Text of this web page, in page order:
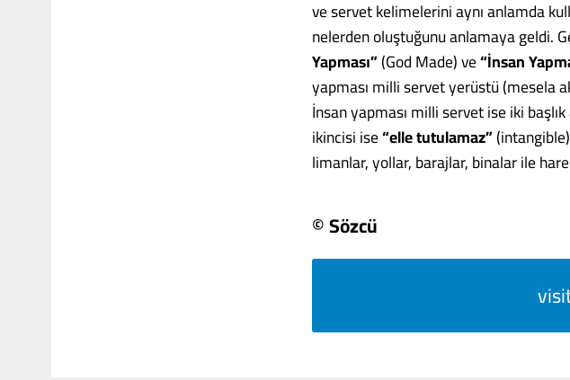
ve servet kelimelerini aynı anlamda
nelerden oluştuğunu anlamaya geldi.
Yapması”(God Made) ve“İnsan
yapması milli servet yerüstü (mesela
İnsan yapması milli servet ise iki
ikincisi ise“elle tutulamaz”
limanlar, yollar, barajlar, binalar ile
© Sözcü